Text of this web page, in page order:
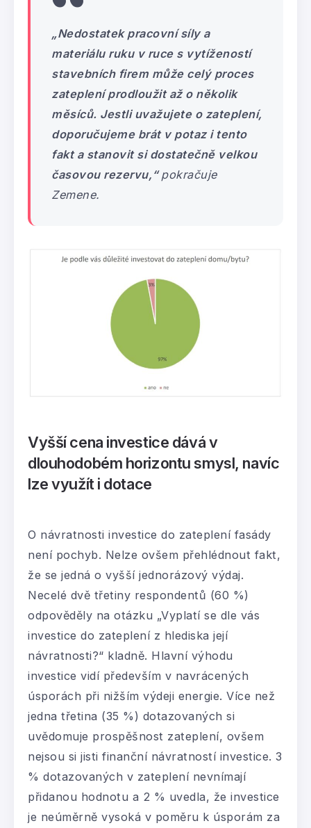
„Nedostatek pracovní síly a
materiálu ruku v ruce s vytížeností
stavebních firem může celý proces
zateplení prodloužit až o několik
měsíců. Jestli uvažujete o zateplení,
doporučujeme brát v potaz i tento
fakt a stanovit si dostatečně velkou
časovou rezervu,“pokračuje
Zemene.
Vyšší cena investice dává v
dlouhodobém horizontu smysl, navíc
lze využít i dotace
O návratnosti investice do zateplení fasády
není pochyb. Nelze ovšem přehlédnout fakt,
že se jedná o vyšší jednorázový výdaj.
Necelé dvě třetiny respondentů (60 %)
odpověděly na otázku „Vyplatí se dle vás
investice do zateplení z hlediska její
návratnosti?“ kladně. Hlavní výhodu
investice vidí především v navrácených
úsporách při nižším výdeji energie. Více než
jedna třetina (35 %) dotazovaných si
uvědomuje prospěšnost zateplení, ovšem
nejsou si jisti finanční návratností investice. 3
% dotazovaných v zateplení nevnímají
přidanou hodnotu a 2 % uvedla, že investice
je neúměrně vysoká v poměru k úsporám za